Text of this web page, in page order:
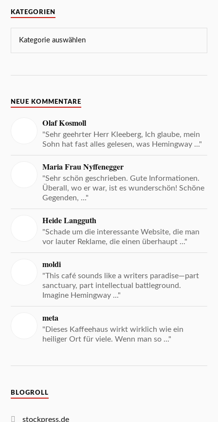
KATEGORIEN
NEUE KOMMENTARE
Olaf Kosmoll
"Sehr geehrter Herr Kleeberg, Ich glaube, mein
Sohn hat fast alles gelesen, was Hemingway ..."
Maria Frau Nyffenegger
"Sehr schön geschrieben. Gute Informationen.
Überall, wo er war, ist es wunderschön! Schöne
Gegenden, ..."
Heide Langguth
"Schade um die interessante Website, die man
vor lauter Reklame, die einen überhaupt ..."
moldi
"This café sounds like a writers paradise—part
sanctuary, part intellectual battleground.
Imagine Hemingway ..."
meta
"Dieses Kaffeehaus wirkt wirklich wie ein
heiliger Ort für viele. Wenn man so ..."
BLOGROLL
stockpress.de